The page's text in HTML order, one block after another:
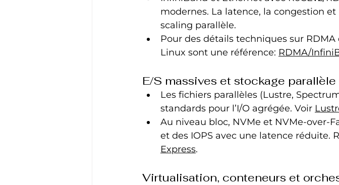
modernes. La latence, la congestion
scaling parallèle.
Pour des détails techniques sur
Linux sont une référence: RDMA/
E/S massives et stockage parallèle
Les fichiers parallèles (Lustre,
standards pour l’I/O agrégée. Voir
Au niveau bloc, NVMe et NVMe-over-
et des IOPS avec une latence réduite.
Express.
Virtualisation, conteneurs et